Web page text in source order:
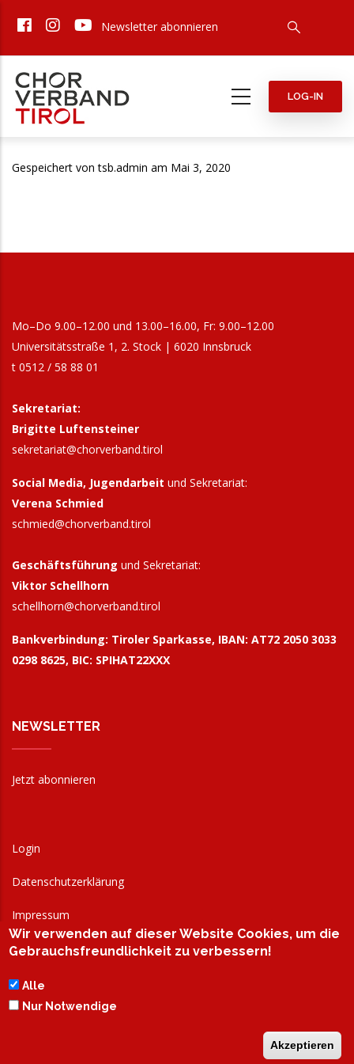
zum
Newsletter abonnieren
LOG-IN
Gespeichert vontsb.admin am Mai 3, 2020
Mo–Do 9.00–12.00 und 13.00–16.00, Fr: 9.00–12.00
Universitätsstraße 1, 2. Stock | 6020 Innsbruck
t 0512 / 58 88 01
Sekretariat:
Brigitte Luftensteiner
sekretariat@chorverband.tirol
Social Media, Jugendarbeit und Sekretariat:
Verena Schmied
schmied@chorverband.tirol
Geschäftsführung und Sekretariat:
Viktor Schellhorn
schellhorn@chorverband.tirol
Bankverbindung: Tiroler Sparkasse, IBAN: AT72 2050 3033
0298 8625, BIC: SPIHAT22XXX
NEWSLETTER
Jetzt abonnieren
Login
Datenschutzerklärung
Impressum
AGB
Wir verwenden auf dieser Website Cookies, um die
Gebrauchsfreundlichkeit zu verbessern!
Alle
Nur Notwendige
Akzeptieren